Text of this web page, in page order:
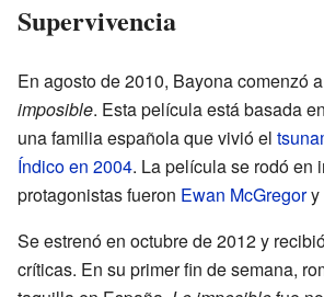
Supervivencia
En agosto de 2010, Bayona comenzó
imposible. Esta película está basada
una familia española que vivió el
Índico en 2004. La película se rodó en
protagonistas fueron Ewan McGregory
Se estrenó en octubre de 2012 y
críticas. En su primer fin de semana,